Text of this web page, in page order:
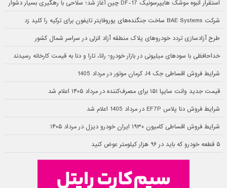
استقرار انبوه موشک هایپرسونیک DF-17 چین آغاز شد؛ سلاحی با رهگیری بسیار دشوار
شرکت BAE Systems ساخت جنگنده‌های یوروفایتر تایفون برای ترکیه را کلید زد
طرح آزادسازی تردد خودروهای پلاک منطقه آزاد انزلی در سراسر شمال کشور
خداحافظی با سودهای میلیونی در بازار خودرو؛ رانا، تارا و دنا به قیمت کارخانه رسیدند
شرایط فروش اقساطی جک J4 کرمان موتور در مرداد 1405
قیمت جدید وانت سایپا ۱۵۱ برای مصرف‌کننده در مرداد ۱۴۰۵ اعلام شد
شرایط فروش دنا پلاس EF7P در مرداد 1405 اعلام شد
شرایط فروش اقساطی کامیون ۱۹۳۰ ایران خودرو دیزل در مرداد ۱۴۰۵
۵ قطعه خودرو که باید در ۹۶ هزار کیلومتر عوض کنید